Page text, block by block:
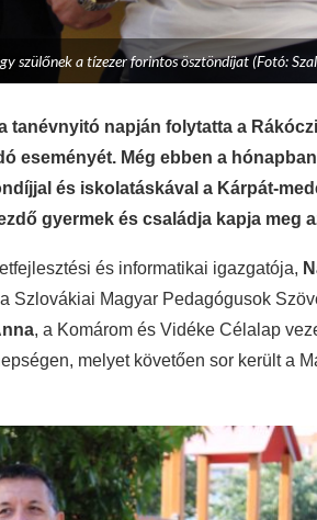
szülőnek a tízezer forintos ösztöndíjat (Fotó:
napján folytatta a
eseményét. Még ebben a
és iskolatáskával a Kárpát-
gyermek és családja kapja meg
és informatikai igazgatója,
Szlovákiai Magyar Pedagógusok
, a Komárom és Vidéke Célalap
melyet követően sor került a